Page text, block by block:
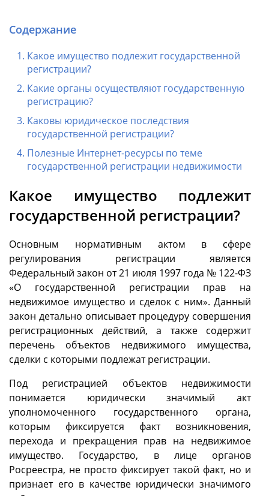
Содержание
Какое имущество подлежит государственной
регистрации?
Какие органы осуществляют государственную
регистрацию?
Каковы юридическое последствия
государственной регистрации?
Полезные Интернет-ресурсы по теме
государственной регистрации недвижимости
Какое имущество подлежит
государственной регистрации?
Основным нормативным актом в сфере
регулирования регистрации является
Федеральный закон от 21 июля 1997 года № 122-ФЗ
«О государственной регистрации прав на
недвижимое имущество и сделок с ним». Данный
закон детально описывает процедуру совершения
регистрационных действий, а также содержит
перечень объектов недвижимого имущества,
сделки с которыми подлежат регистрации.
Под регистрацией объектов недвижимости
понимается юридически значимый акт
уполномоченного государственного органа,
которым фиксируется факт возникновения,
перехода и прекращения прав на недвижимое
имущество. Государство, в лице органов
Росреестра, не просто фиксирует такой факт, но и
признает его в качестве юридически значимого